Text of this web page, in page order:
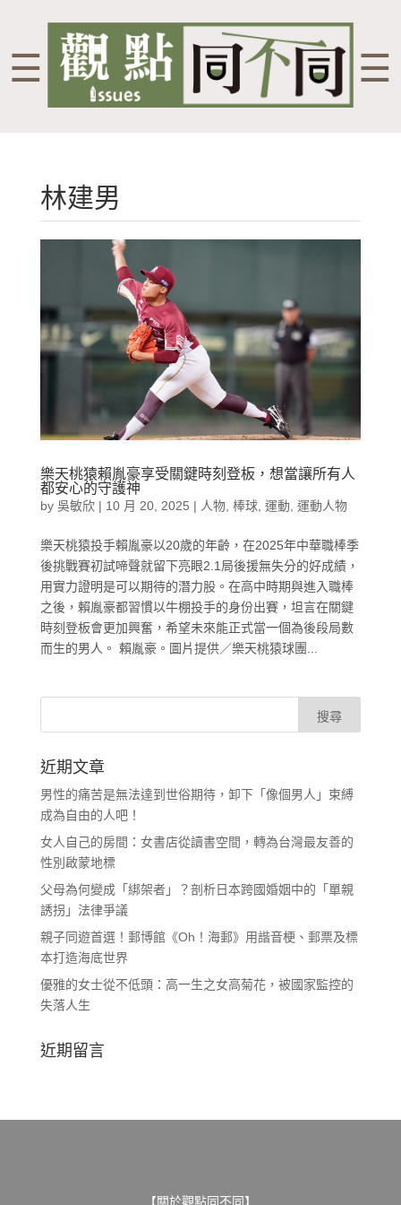
☰ ☰
林建男
樂天桃猿賴胤豪享受關鍵時刻登板，想當讓所有人
都安心的守護神
by 吳敏欣| 10 月 20, 2025 | 人物, 棒球, 運動 運動人物
樂天桃猿投手賴胤豪以20歲的年齡，在2025年中華職棒季
後挑戰賽初試啼聲就留下亮眼2.1局後援無失分的好成績，
用實力證明是可以期待的潛力股。在高中時期與進入職棒
之後，賴胤豪都習慣以牛棚投手的身份出賽，坦言在關鍵
時刻登板會更加興奮，希望未來能正式當一個為後段局數
而生的男人。 賴胤豪。圖片提供／樂天桃猿球團...
近期文章
男性的痛苦是無法達到世俗期待，卸下「像個男人」束縛
成為自由的人吧！
女人自己的房間：女書店從讀書空間，轉為台灣最友善的
性別啟蒙地標
父母為何變成「綁架者」？剖析日本跨國婚姻中的「單親
誘拐」法律爭議
親子同遊首選！郵博館《Oh！海郵》用諧音梗、郵票及標
本打造海底世界
優雅的女士從不低頭：高一生之女高菊花，被國家監控的
失落人生
近期留言
【關於觀點同不同】